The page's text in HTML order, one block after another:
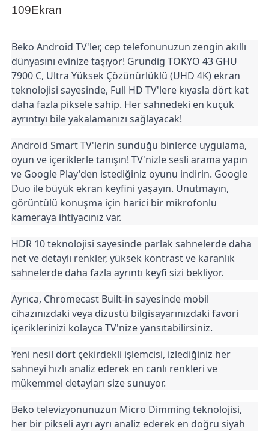
109Ekran
Beko Android TV'ler, cep telefonunuzun zengin akıllı
dünyasını evinize taşıyor! Grundig TOKYO 43 GHU
7900 C, Ultra Yüksek Çözünürlüklü (UHD 4K) ekran
teknolojisi sayesinde, Full HD TV'lere kıyasla dört kat
daha fazla piksele sahip. Her sahnedeki en küçük
ayrıntıyı bile yakalamanızı sağlayacak!
Android Smart TV'lerin sunduğu binlerce uygulama,
oyun ve içeriklerle tanışın! TV'nizle sesli arama yapın
ve Google Play'den istediğiniz oyunu indirin. Google
Duo ile büyük ekran keyfini yaşayın. Unutmayın,
görüntülü konuşma için harici bir mikrofonlu
kameraya ihtiyacınız var.
HDR 10 teknolojisi sayesinde parlak sahnelerde daha
net ve detaylı renkler, yüksek kontrast ve karanlık
sahnelerde daha fazla ayrıntı keyfi sizi bekliyor.
Ayrıca, Chromecast Built-in sayesinde mobil
cihazınızdaki veya dizüstü bilgisayarınızdaki favori
içeriklerinizi kolayca TV'nize yansıtabilirsiniz.
Yeni nesil dört çekirdekli işlemcisi, izlediğiniz her
sahneyi hızlı analiz ederek en canlı renkleri ve
mükemmel detayları size sunuyor.
Beko televizyonunuzun Micro Dimming teknolojisi,
her bir pikseli ayrı ayrı analiz ederek en doğru siyah